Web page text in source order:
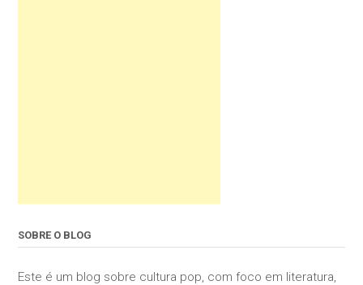
SOBRE O BLOG
Este é um blog sobre cultura pop, com foco em literatura,